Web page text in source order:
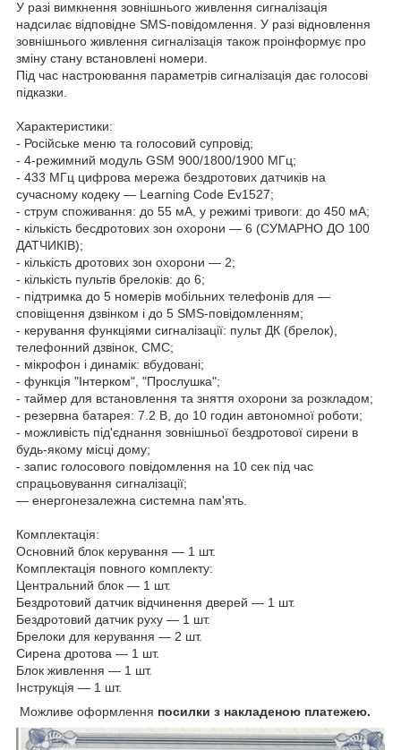
У разі вимкнення зовнішнього живлення сигналізація
надсилає відповідне SMS-повідомлення. У разі відновлення
зовнішнього живлення сигналізація також проінформує про
зміну стану встановлені номери.
Під час настроювання параметрів сигналізація дає голосові
підказки.
Характеристики:
- Російське меню та голосовий супровід;
- 4-режимний модуль GSM 900/1800/1900 МГц;
- 433 МГц цифрова мережа бездротових датчиків на
сучасному кодеку — Learning Code Ev1527;
- струм споживання: до 55 мА, у режимі тривоги: до 450 мА;
- кількість беcдротових зон охорони — 6 (СУМАРНО ДО 100
ДАТЧИКІВ);
- кількість дротових зон охорони — 2;
- кількість пультів брелоків: до 6;
- підтримка до 5 номерів мобільних телефонів для —
сповіщення дзвінком і до 5 SMS-повідомленням;
- керування функціями сигналізації: пульт ДК (брелок),
телефонний дзвінок, СМС;
- мікрофон і динамік: вбудовані;
- функція "Інтерком", "Прослушка";
- таймер для встановлення та зняття охорони за розкладом;
- резервна батарея: 7.2 В, до 10 годин автономної роботи;
- можливість під'єднання зовнішньої бездротової сирени в
будь-якому місці дому;
- запис голосового повідомлення на 10 сек під час
спрацьовування сигналізації;
— енергонезалежна системна пам'ять.
Комплектація:
Основний блок керування — 1 шт.
Комплектація повного комплекту:
Центральний блок — 1 шт.
Бездротовий датчик відчинення дверей — 1 шт.
Бездротовий датчик руху — 1 шт.
Брелоки для керування — 2 шт.
Сирена дротова — 1 шт.
Блок живлення — 1 шт.
Інструкція — 1 шт.
Можливе оформлення посилки з накладеною платежею.